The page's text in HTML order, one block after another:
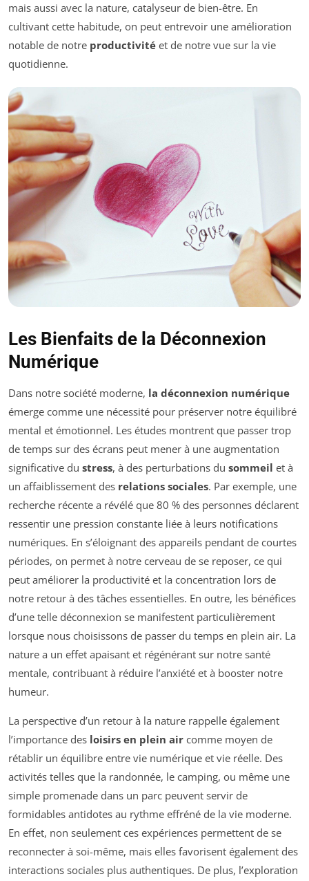
mais aussi avec la nature, catalyseur de bien-être. En
cultivant cette habitude, on peut entrevoir une amélioration
notable de notre productivité et de notre vue sur la vie
quotidienne.
Les Bienfaits de la Déconnexion
Numérique
Dans notre société moderne, la déconnexion numérique
émerge comme une nécessité pour préserver notre équilibré
mental et émotionnel. Les études montrent que passer trop
de temps sur des écrans peut mener à une augmentation
significative du stress, à des perturbations du sommeil et à
un affaiblissement des relations sociales. Par exemple, une
recherche récente a révélé que 80 % des personnes déclarent
ressentir une pression constante liée à leurs notifications
numériques. En s’éloignant des appareils pendant de courtes
périodes, on permet à notre cerveau de se reposer, ce qui
peut améliorer la productivité et la concentration lors de
notre retour à des tâches essentielles. En outre, les bénéfices
d’une telle déconnexion se manifestent particulièrement
lorsque nous choisissons de passer du temps en plein air. La
nature a un effet apaisant et régénérant sur notre santé
mentale, contribuant à réduire l’anxiété et à booster notre
humeur.
La perspective d’un retour à la nature rappelle également
l’importance des loisirs en plein air comme moyen de
rétablir un équilibre entre vie numérique et vie réelle. Des
activités telles que la randonnée, le camping, ou même une
simple promenade dans un parc peuvent servir de
formidables antidotes au rythme effréné de la vie moderne.
En effet, non seulement ces expériences permettent de se
reconnecter à soi-même, mais elles favorisent également des
interactions sociales plus authentiques. De plus, l’exploration